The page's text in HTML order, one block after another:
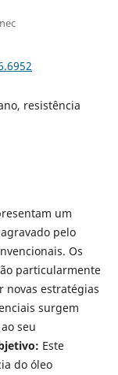
resistência
um
pelo
Os
particularmente
novas estratégias
surgem
seu
Este
do óleo